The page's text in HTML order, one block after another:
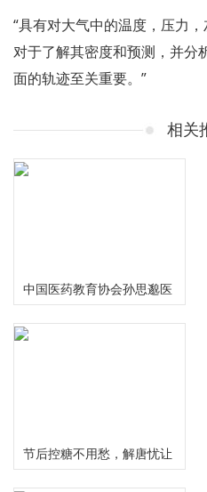
“具有对大气中的温度，压力
对于了解其密度和预测，并分
面的轨迹至关重要。”
相关
中国医药教育协会孙思邈医
德传承工作委员会大型义诊
节后控糖不用愁，解唐忧让
您畅享健康美味无负担